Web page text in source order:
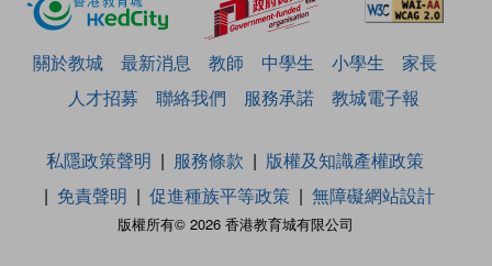
關於教城 最新消息 教師 中學生 小學生
家長
人才招募
聯絡我們 服務承諾 教城電子報
版權所有© 2026 香港教育城有限公司
私隱政策聲明 服務條款
版權及知識產權政策
免責聲明
促進種族平等政策 無障礙網站設計